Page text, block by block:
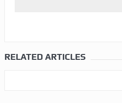
RELATED ARTICLES